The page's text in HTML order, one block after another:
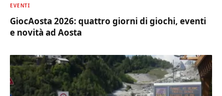
EVENTI
GiocAosta 2026: quattro giorni di giochi, eventi
e novità ad Aosta